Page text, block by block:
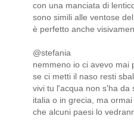
con una manciata di
sono simili alle ventose
è perfetto anche
@stefania
nemmeno io ci avevo mai
se ci metti il naso resti
vivi tu l'acqua non s'ha da
italia o in grecia, ma
che alcuni paesi lo